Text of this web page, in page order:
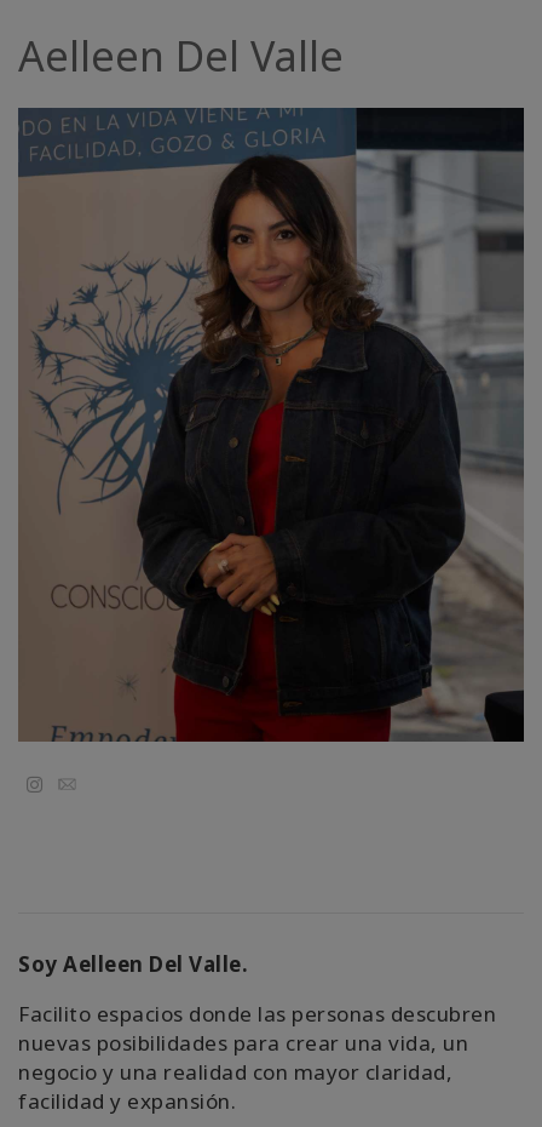
More
KONTAKT
SUCHE
Aelleen Del Valle
Email
Soy Aelleen Del Valle.
Facilito espacios donde las personas descubren
nuevas posibilidades para crear una vida, un
negocio y una realidad con mayor claridad,
facilidad y expansión.